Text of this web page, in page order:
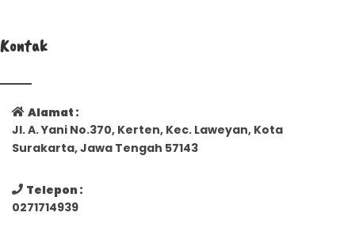
Kontak
Alamat :
Jl. A. Yani No.370, Kerten, Kec. Laweyan, Kota
Surakarta, Jawa Tengah 57143
Telepon :
0271714939